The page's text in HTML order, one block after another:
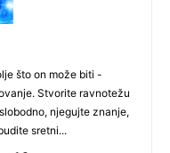
što on može biti -
Stvorite ravnotežu
njegujte znanje,
sretni...